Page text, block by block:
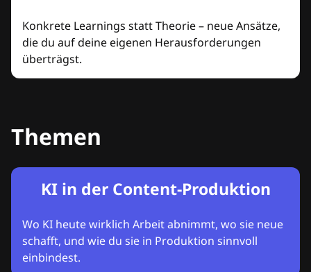
Konkrete Learnings statt Theorie – neue Ansätze,
die du auf deine eigenen Herausforderungen
überträgst.
Themen
KI in der Content-Produktion
Wo KI heute wirklich Arbeit abnimmt, wo sie neue
schafft, und wie du sie in Produktion sinnvoll
einbindest.